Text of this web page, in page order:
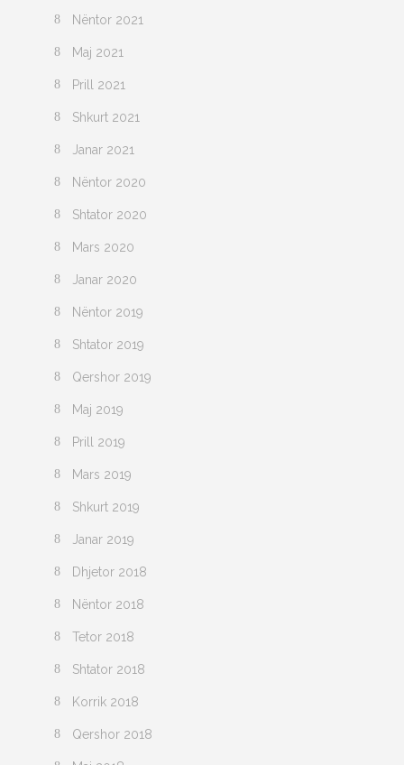
Nëntor 2021
Maj 2021
Prill 2021
Shkurt 2021
Janar 2021
Nëntor 2020
Shtator 2020
Mars 2020
Janar 2020
Nëntor 2019
Shtator 2019
Qershor 2019
Maj 2019
Prill 2019
Mars 2019
Shkurt 2019
Janar 2019
Dhjetor 2018
Nëntor 2018
Tetor 2018
Shtator 2018
Korrik 2018
Qershor 2018